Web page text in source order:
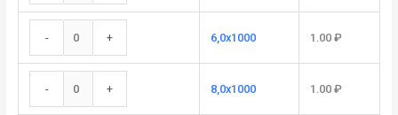
- + 6,0x1000 1.00₽
- + 8,0x1000 1.00₽